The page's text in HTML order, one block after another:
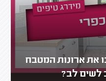
את ארונות המטבח
לשים לב?